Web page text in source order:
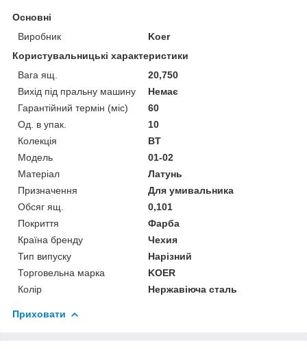
Основні
Виробник
Koer
Користувальницькі характеристики
Вага ящ.
20,750
Вихід під пральну машину
Немає
Гарантійний термін (міс)
60
Од. в упак.
10
Колекція
BT
Мoдель
01-02
Матеріал
Латунь
Призначення
Для умивальника
Обсяг ящ.
0,101
Покриття
Фарба
Країна бренду
Чехия
Тип випуску
Нарізний
Торговельна марка
KOER
Колір
Нержавіюча сталь
Приховати